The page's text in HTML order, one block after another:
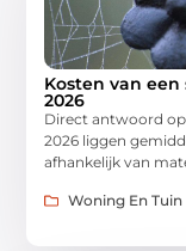
Kosten van
2026
Direct antwoord
2026 liggen
afhankelijk van
Woning En Tuin